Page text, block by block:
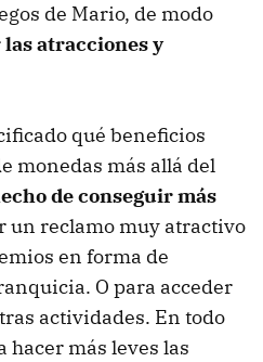
de Mario, de modo
las atracciones y
qué beneficios
monedas más allá del
de conseguir más
un reclamo muy atractivo
en forma de
O para acceder
actividades. En todo
hacer más leves las